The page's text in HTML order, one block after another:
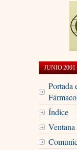
JUNIO 2001
Portada
Índice